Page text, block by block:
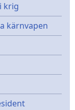
krig
kärnvapen